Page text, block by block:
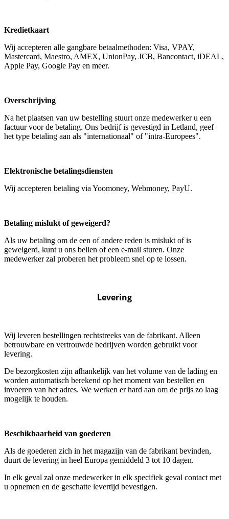
Kredietkaart
Wij accepteren alle gangbare betaalmethoden: Visa, VPAY,
Mastercard, Maestro, AMEX, UnionPay, JCB, Bancontact, iDEAL,
Apple Pay, Google Pay en meer.
Overschrijving
Na het plaatsen van uw bestelling stuurt onze medewerker u een
factuur voor de betaling. Ons bedrijf is gevestigd in Letland, geef
het type betaling aan als "internationaal" of "intra-Europees".
Elektronische betalingsdiensten
Wij accepteren betaling via Yoomoney, Webmoney, PayU.
Betaling mislukt of geweigerd?
Als uw betaling om de een of andere reden is mislukt of is
geweigerd, kunt u ons bellen of een e-mail sturen. Onze
medewerker zal proberen het probleem snel op te lossen.
Levering
Wij leveren bestellingen rechtstreeks van de fabrikant. Alleen
betrouwbare en vertrouwde bedrijven worden gebruikt voor
levering.
De bezorgkosten zijn afhankelijk van het volume van de lading en
worden automatisch berekend op het moment van bestellen en
invoeren van het adres. We werken er hard aan om de prijs zo laag
mogelijk te houden.
Beschikbaarheid van goederen
Als de goederen zich in het magazijn van de fabrikant bevinden,
duurt de levering in heel Europa gemiddeld 3 tot 10 dagen.
In elk geval zal onze medewerker in elk specifiek geval contact met
u opnemen en de geschatte levertijd bevestigen.